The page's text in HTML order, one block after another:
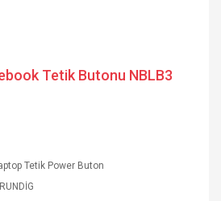
Tetik Butonu NBLB3
Tetik Power Buton